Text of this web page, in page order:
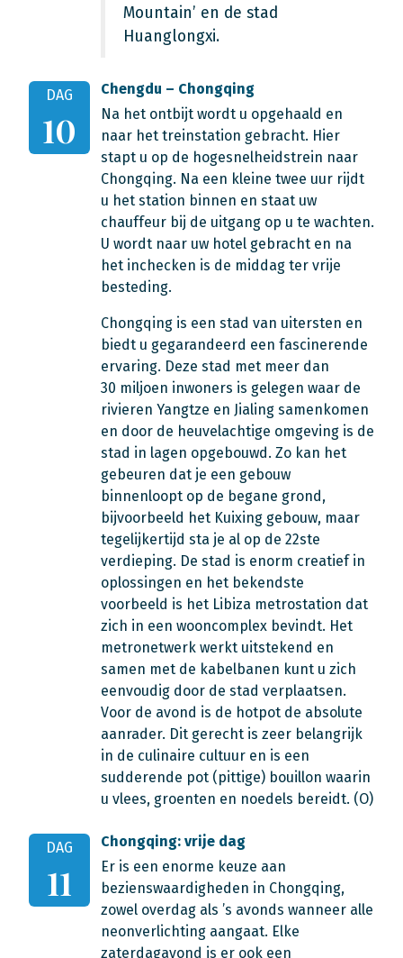
Mountain’ en de stad
Huanglongxi.
DAG
10
Chengdu – Chongqing
Na het ontbijt wordt u opgehaald en
naar het treinstation gebracht. Hier
stapt u op de hogesnelheidstrein naar
Chongqing. Na een kleine twee uur rijdt
u het station binnen en staat uw
chauffeur bij de uitgang op u te wachten.
U wordt naar uw hotel gebracht en na
het inchecken is de middag ter vrije
besteding.
Chongqing is een stad van uitersten en
biedt u gegarandeerd een fascinerende
ervaring. Deze stad met meer dan
30 miljoen inwoners is gelegen waar de
rivieren Yangtze en Jialing samenkomen
en door de heuvelachtige omgeving is de
stad in lagen opgebouwd. Zo kan het
gebeuren dat je een gebouw
binnenloopt op de begane grond,
bijvoorbeeld het Kuixing gebouw, maar
tegelijkertijd sta je al op de 22ste
verdieping. De stad is enorm creatief in
oplossingen en het bekendste
voorbeeld is het Libiza metrostation dat
zich in een wooncomplex bevindt. Het
metronetwerk werkt uitstekend en
samen met de kabelbanen kunt u zich
eenvoudig door de stad verplaatsen.
Voor de avond is de hotpot de absolute
aanrader. Dit gerecht is zeer belangrijk
in de culinaire cultuur en is een
sudderende pot (pittige) bouillon waarin
u vlees, groenten en noedels bereidt. (O)
DAG
11
Chongqing: vrije dag
Er is een enorme keuze aan
bezienswaardigheden in Chongqing,
zowel overdag als ’s avonds wanneer alle
neonverlichting aangaat. Elke
zaterdagavond is er ook een